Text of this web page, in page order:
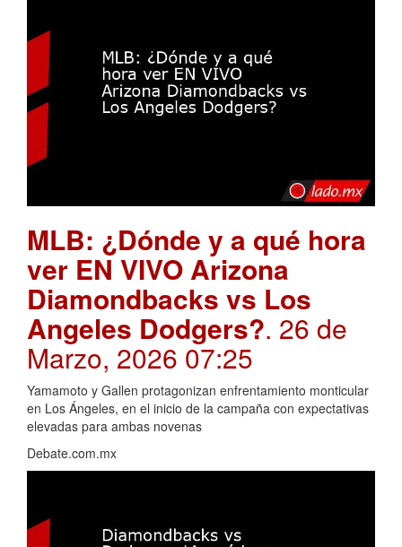
MLB: ¿Dónde y a qué hora
ver EN VIVO Arizona
Diamondbacks vs Los
Angeles Dodgers?. 26 de
Marzo, 2026 07:25
Yamamoto y Gallen protagonizan enfrentamiento monticular
en Los Ángeles, en el inicio de la campaña con expectativas
elevadas para ambas novenas
Debate.com.mx